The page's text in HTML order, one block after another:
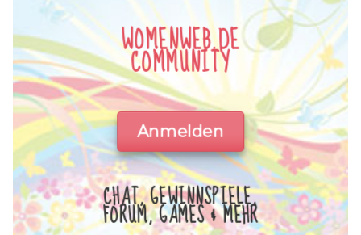
WOMENWEB.DE
COMMUNITY
Anmelden
CHAT, GEWINNSPIELE,
FORUM, GAMES & MEHR